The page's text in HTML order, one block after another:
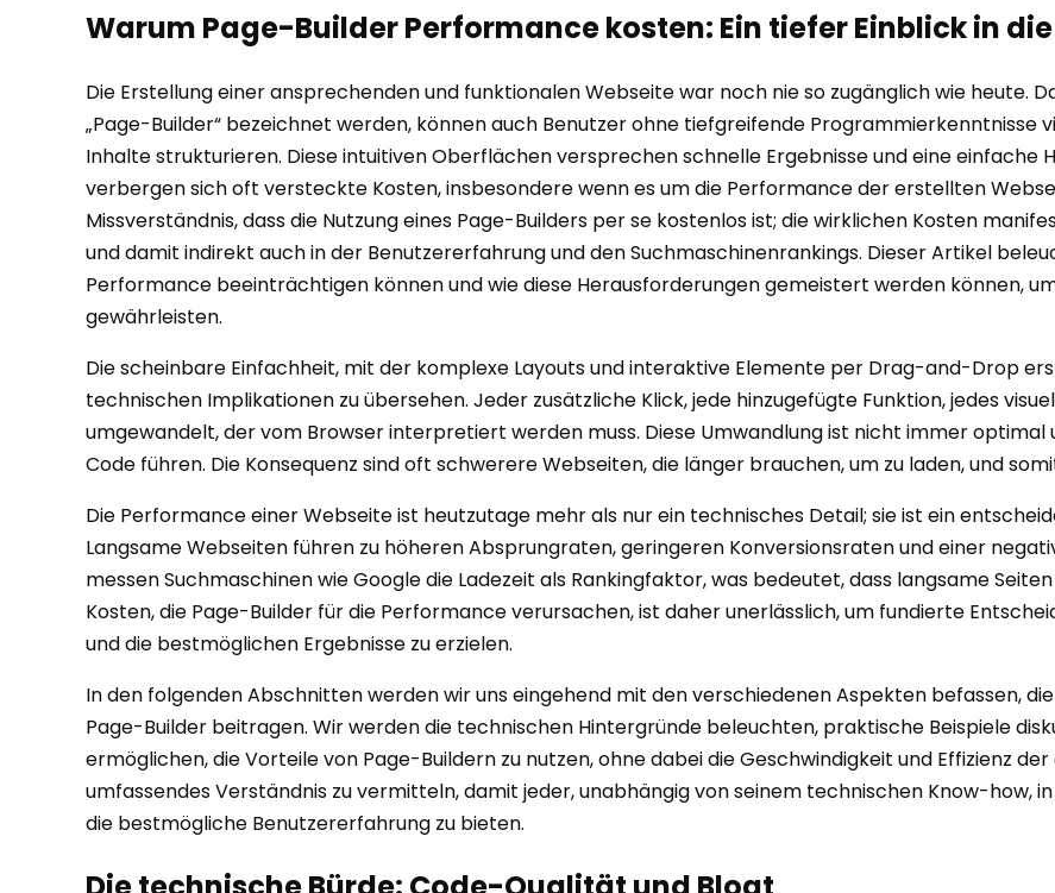
Warum Page-Builder Performance kosten: Ein tiefer Einblick in
Die Erstellung einer ansprechenden und funktionalen Webseite war noch nie so zugänglich wie heute.
„Page-Builder“ bezeichnet werden, können auch Benutzer ohne tiefgreifende Programmierkenntnisse
Inhalte strukturieren. Diese intuitiven Oberflächen versprechen schnelle Ergebnisse und eine einfache
verbergen sich oft versteckte Kosten, insbesondere wenn es um die Performance der erstellten
Missverständnis, dass die Nutzung eines Page-Builders per se kostenlos ist; die wirklichen Kosten
und damit indirekt auch in der Benutzererfahrung und den Suchmaschinenrankings. Dieser Artikel
Performance beeinträchtigen können und wie diese Herausforderungen gemeistert werden können,
gewährleisten.
Die scheinbare Einfachheit, mit der komplexe Layouts und interaktive Elemente per Drag-and-Drop
technischen Implikationen zu übersehen. Jeder zusätzliche Klick, jede hinzugefügte Funktion, jedes
umgewandelt, der vom Browser interpretiert werden muss. Diese Umwandlung ist nicht immer
Code führen. Die Konsequenz sind oft schwerere Webseiten, die länger brauchen, um zu laden, und
Die Performance einer Webseite ist heutzutage mehr als nur ein technisches Detail; sie ist ein
Langsame Webseiten führen zu höheren Absprungraten, geringeren Konversionsraten und einer
messen Suchmaschinen wie Google die Ladezeit als Rankingfaktor, was bedeutet, dass langsame
Kosten, die Page-Builder für die Performance verursachen, ist daher unerlässlich, um fundierte
und die bestmöglichen Ergebnisse zu erzielen.
In den folgenden Abschnitten werden wir uns eingehend mit den verschiedenen Aspekten befassen,
Page-Builder beitragen. Wir werden die technischen Hintergründe beleuchten, praktische Beispiele
ermöglichen, die Vorteile von Page-Buildern zu nutzen, ohne dabei die Geschwindigkeit und Effizienz
umfassendes Verständnis zu vermitteln, damit jeder, unabhängig von seinem technischen Know-how,
die bestmögliche Benutzererfahrung zu bieten.